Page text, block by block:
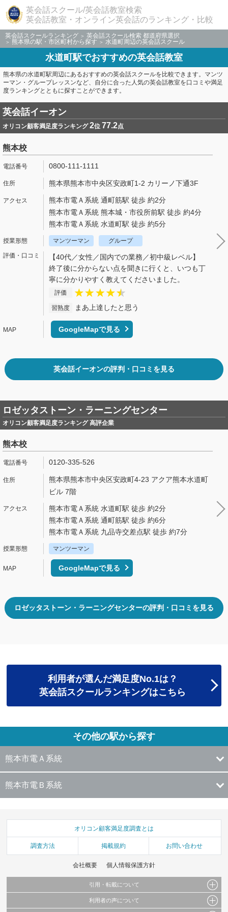
英会話スクール/英会話教室検索
英会話教室・オンライン英会話のランキング・比較
英会話スクールランキング
英会話スクール検索 都道府県選択
熊本県の駅・市区町村から探す
水道町周辺の英会話スクール
水道町駅でおすすめの英会話教室
熊本県の水道町駅周辺にあるおすすめの英会話スクールを比較できます。マンツ
ーマン・グループレッスンなど、自分に合った人気の英会話教室を口コミや満足
度ランキングとともに探すことができます。
英会話イーオン
オリコン顧客満足度ランキング2位 77.2点
熊本校
0800-111-1111
熊本県熊本市中央区安政町1-2 カリーノ下通3F
熊本市電Ａ系統 通町筋駅 徒歩 約2分
熊本市電Ａ系統 熊本城・市役所前駅 徒歩 約4分
熊本市電Ａ系統 水道町駅 徒歩 約5分
マンツーマン グループ
【40代／女性／国内での業務／初中級レベル】
終了後に分からない点を聞きに行くと、いつも丁
寧に分かりやすく教えてくださいました。
評価
習熟度 まあ上達したと思う
GoogleMapで見る
英会話イーオンの評判・口コミを見る
ロゼッタストーン・ラーニングセンター
オリコン顧客満足度ランキング 高評企業
熊本校
0120-335-526
熊本県熊本市中央区安政町4-23 アクア熊本水道町
ビル 7階
熊本市電Ａ系統 水道町駅 徒歩 約2分
熊本市電Ａ系統 通町筋駅 徒歩 約6分
熊本市電Ａ系統 九品寺交差点駅 徒歩 約7分
マンツーマン
GoogleMapで見る
ロゼッタストーン・ラーニングセンターの評判・口コミを見る
利用者が選んだ満足度No.1は？
英会話スクールランキングはこちら
その他の駅から探す
熊本市電Ａ系統
熊本市電Ｂ系統
オリコン顧客満足度調査とは
調査方法 掲載規約 お問い合わせ
会社概要 個人情報保護方針
引用・転載について
当サイトで公開されている情報（文字、写真、イラスト、画像データ等）及びこれらの配
利用者の声について